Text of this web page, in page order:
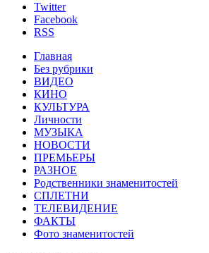
Twitter
Facebook
RSS
Главная
Без рубрики
ВИДЕО
КИНО
КУЛЬТУРА
Личности
МУЗЫКА
НОВОСТИ
ПРЕМЬЕРЫ
РАЗНОЕ
Родственники знаменитостей
СПЛЕТНИ
ТЕЛЕВИДЕНИЕ
ФАКТЫ
Фото знаменитостей